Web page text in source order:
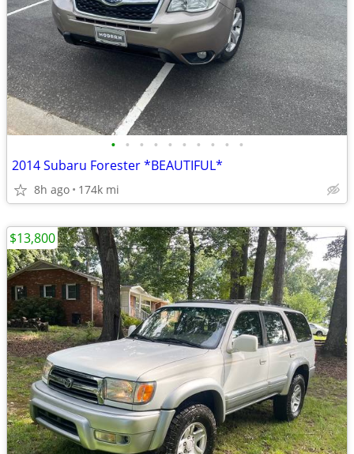
• • • • • • • • • •
2014 Subaru Forester *BEAUTIFUL*
8h ago 174k mi
$13,800